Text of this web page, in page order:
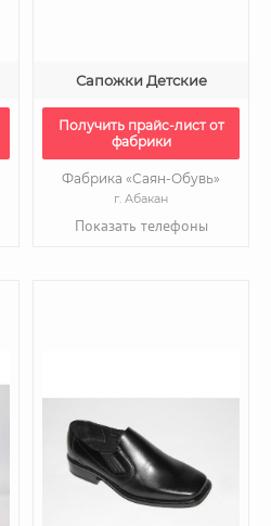
Сапожки Детские
Получить прайс-лист от
фабрики
Фабрика «Саян-Обувь»
г. Абакан
Показать телефоны